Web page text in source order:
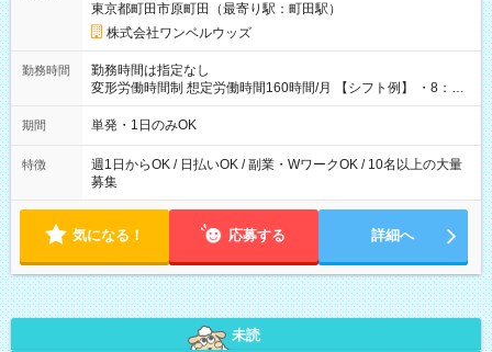
東京都町田市原町田（最寄り駅：町田駅）
株式会社ワンベルウッズ
勤務時間
勤務時間は指定なし
変形労働時間制 想定労働時間160時間/月 【シフト例】 ・8：00
～21：00
期間 単発・1日のみOK
特徴
週1日からOK / 日払いOK / 副業・WワークOK / 10名以上の大量
募集
気になる！ 応募する 詳細へ
未読